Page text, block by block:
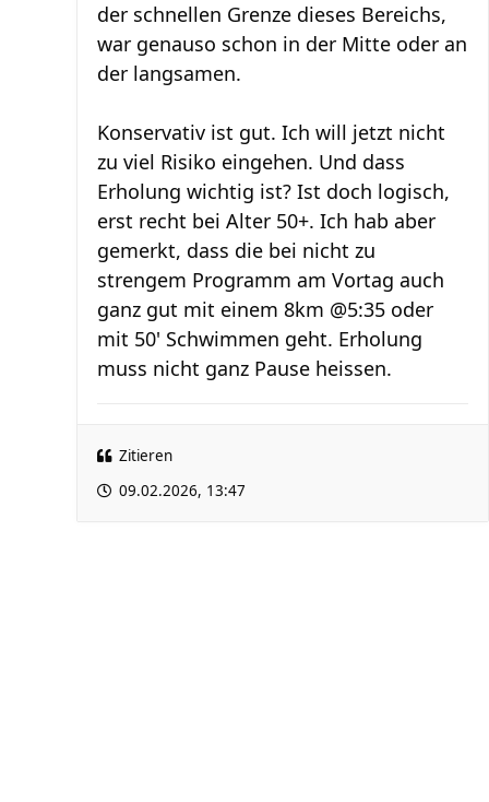
der schnellen Grenze dieses Bereichs,
war genauso schon in der Mitte oder an
der langsamen.
Konservativ ist gut. Ich will jetzt nicht
zu viel Risiko eingehen. Und dass
Erholung wichtig ist? Ist doch logisch,
erst recht bei Alter 50+. Ich hab aber
gemerkt, dass die bei nicht zu
strengem Programm am Vortag auch
ganz gut mit einem 8km @5:35 oder
mit 50' Schwimmen geht. Erholung
muss nicht ganz Pause heissen.
Zitieren
09.02.2026, 13:47